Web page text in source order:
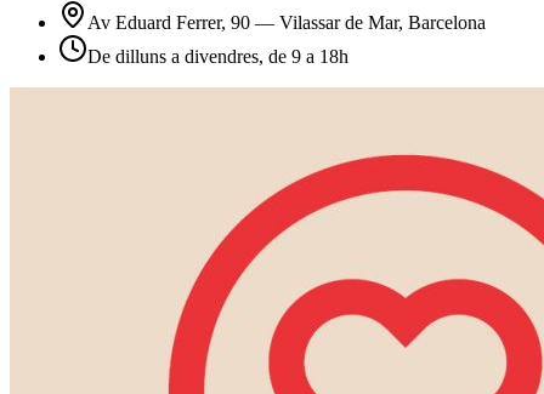
Av Eduard Ferrer, 90 — Vilassar de Mar, Barcelona
De dilluns a divendres, de 9 a 18h